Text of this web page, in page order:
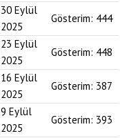
30 Eylül
2025
Gösterim: 444
23 Eylül
2025
Gösterim: 448
16 Eylül
2025
Gösterim: 387
9 Eylül
2025
Gösterim: 393